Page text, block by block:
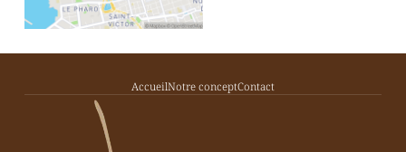
AccueilNotre conceptContact